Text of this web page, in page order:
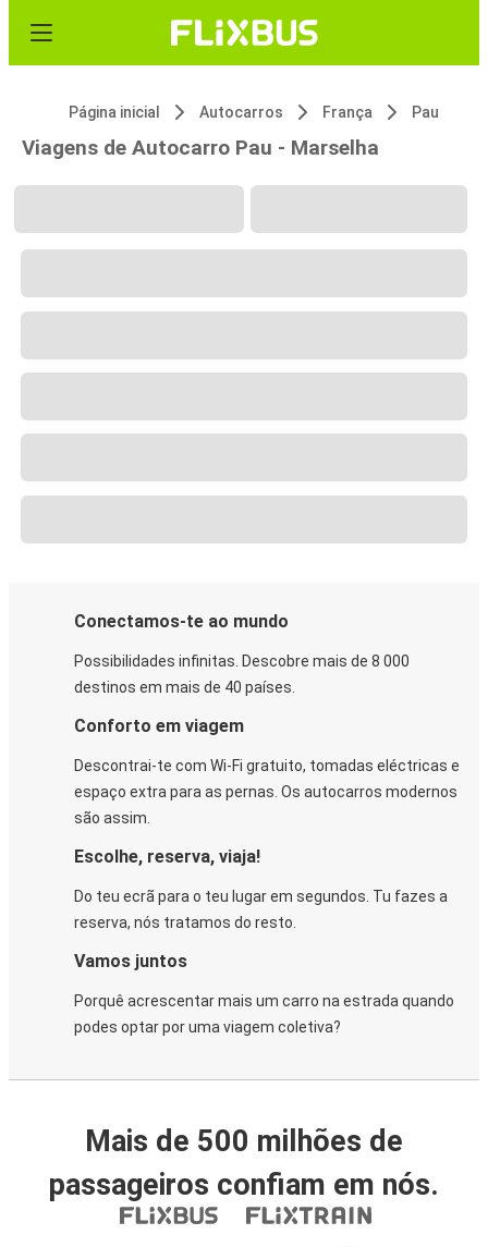
Página inicial Autocarros França Pau
Viagens de Autocarro Pau - Marselha
Conectamos-te ao mundo
Possibilidades infinitas. Descobre mais de 8 000
destinos em mais de 40 países.
Conforto em viagem
Descontrai-te com Wi-Fi gratuito, tomadas eléctricas e
espaço extra para as pernas. Os autocarros modernos
são assim.
Escolhe, reserva, viaja!
Do teu ecrã para o teu lugar em segundos. Tu fazes a
reserva, nós tratamos do resto.
Vamos juntos
Porquê acrescentar mais um carro na estrada quando
podes optar por uma viagem coletiva?
Mais de 500 milhões de
passageiros confiam em nós.